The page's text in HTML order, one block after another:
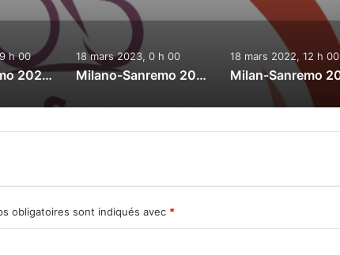
h 00
Milan-Sanremo 2024 : Parcours, engagés, direct…
18 mars 2023, 0 h 00
Milano-Sanremo 2023 : Le direct
18 mars 2022, 12 h 00
obligatoires sont indiqués avec *